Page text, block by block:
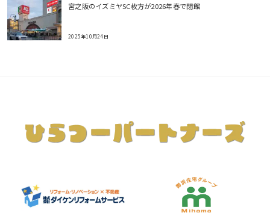
宮之阪のイズミヤSC枚方が2026年春で閉館
2025年10月24日